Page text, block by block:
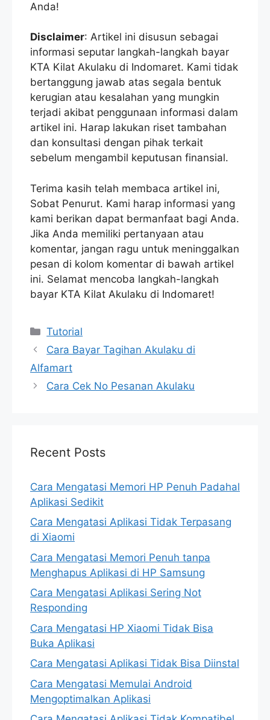
Anda!
Disclaimer: Artikel ini disusun sebagai
informasi seputar langkah-langkah bayar
KTA Kilat Akulaku di Indomaret. Kami tidak
bertanggung jawab atas segala bentuk
kerugian atau kesalahan yang mungkin
terjadi akibat penggunaan informasi dalam
artikel ini. Harap lakukan riset tambahan
dan konsultasi dengan pihak terkait
sebelum mengambil keputusan finansial.
Terima kasih telah membaca artikel ini,
Sobat Penurut. Kami harap informasi yang
kami berikan dapat bermanfaat bagi Anda.
Jika Anda memiliki pertanyaan atau
komentar, jangan ragu untuk meninggalkan
pesan di kolom komentar di bawah artikel
ini. Selamat mencoba langkah-langkah
bayar KTA Kilat Akulaku di Indomaret!
Categories
Tutorial
Cara Bayar Tagihan Akulaku di
Alfamart
Cara Cek No Pesanan Akulaku
Recent Posts
Cara Mengatasi Memori HP Penuh Padahal
Aplikasi Sedikit
Cara Mengatasi Aplikasi Tidak Terpasang
di Xiaomi
Cara Mengatasi Memori Penuh tanpa
Menghapus Aplikasi di HP Samsung
Cara Mengatasi Aplikasi Sering Not
Responding
Cara Mengatasi HP Xiaomi Tidak Bisa
Buka Aplikasi
Cara Mengatasi Aplikasi Tidak Bisa Diinstal
Cara Mengatasi Memulai Android
Mengoptimalkan Aplikasi